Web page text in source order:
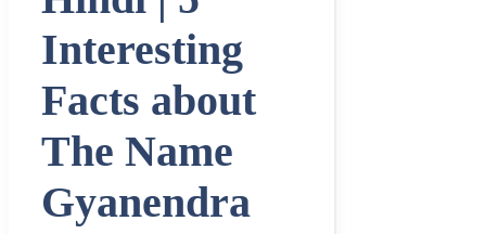
Interesting
Facts about
The Name
Gyanendra